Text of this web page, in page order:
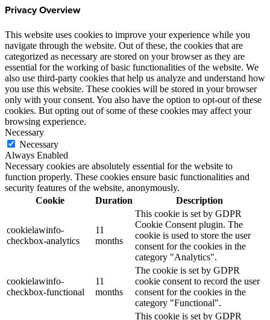
Privacy Overview
This website uses cookies to improve your experience while you
navigate through the website. Out of these, the cookies that are
categorized as necessary are stored on your browser as they are
essential for the working of basic functionalities of the website. We
also use third-party cookies that help us analyze and understand how
you use this website. These cookies will be stored in your browser
only with your consent. You also have the option to opt-out of these
cookies. But opting out of some of these cookies may affect your
browsing experience.
Necessary
Necessary
Always Enabled
Necessary cookies are absolutely essential for the website to
function properly. These cookies ensure basic functionalities and
security features of the website, anonymously.
Cookie
Duration Description
cookielawinfo-
checkbox-analytics
11
months
This cookie is set by GDPR
Cookie Consent plugin. The
cookie is used to store the user
consent for the cookies in the
category "Analytics".
cookielawinfo-
checkbox-functional
11
months
The cookie is set by GDPR
cookie consent to record the user
consent for the cookies in the
category "Functional".
This cookie is set by GDPR